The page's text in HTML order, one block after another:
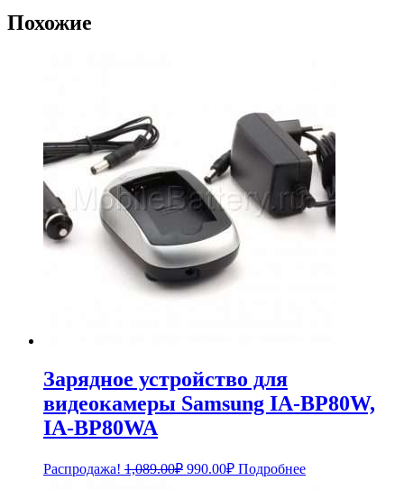
Похожие
Зарядное устройство для
видеокамеры Samsung IA-BP80W,
IA-BP80WA
Распродажа! 1,089.00₽ Первоначальная
990.00₽Текущая
цена:
Подробнее